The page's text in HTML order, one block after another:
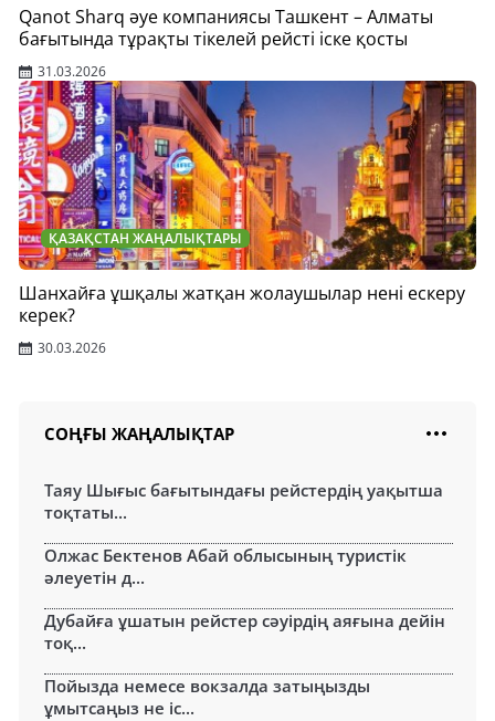
Qanot Sharq әуе компаниясы Ташкент – Алматы
бағытында тұрақты тікелей рейсті іске қосты
31.03.2026
ҚАЗАҚСТАН ЖАҢАЛЫҚТАРЫ
Шанхайға ұшқалы жатқан жолаушылар нені ескеру
керек?
30.03.2026
СОҢҒЫ ЖАҢАЛЫҚТАР
Таяу Шығыс бағытындағы рейстердің уақытша
тоқтаты...
Олжас Бектенов Абай облысының туристік
әлеуетін д...
Дубайға ұшатын рейстер сәуірдің аяғына дейін
тоқ...
Пойызда немесе вокзалда затыңызды
ұмытсаңыз не іс...